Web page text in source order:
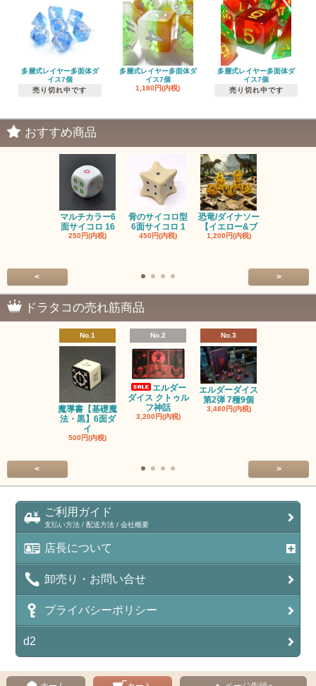
多層式レイヤー多面体ダ
イス7個
売り切れ中です
多層式レイヤー多面体ダ
イス7個
1,180円(内税)
多層式レイヤー多面体ダ
イス7個
売り切れ中です
おすすめ商品
マルチカラー6
面サイコロ 16
250円(内税)
骨のサイコロ型
6面サイコロ 1
450円(内税)
恐竜/ダイナソー
【イエロー&ブ
1,200円(内税)
< >
ドラタコの売れ筋商品
No.1
魔導書【基礎魔
法・黒】6面ダ
イ
500円(内税)
No.2
エルダー
ダイス クトゥル
フ神話
3,200円(内税)
No.3
エルダーダイス
第2弾 7種9個
3,480円(内税)
< >
ご利用ガイド
支払い方法 / 配送方法 / 会社概要
店長について
卸売り・お問い合せ
プライバシーポリシー
d2